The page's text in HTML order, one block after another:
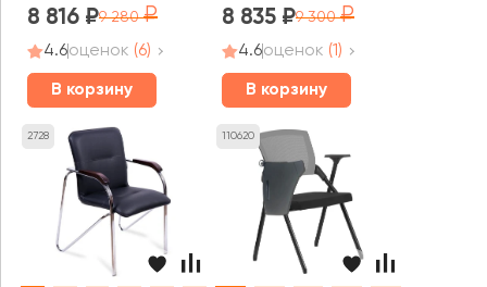
8 816 9 280
4.6оценок (6)
В корзину
8 835 9 300
4.6оценок (1)
В корзину
2728 110620